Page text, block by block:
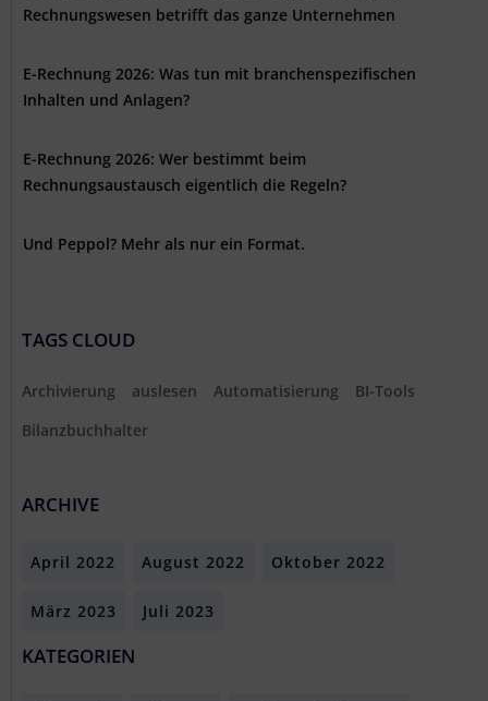
Rechnungswesen betrifft das ganze Unternehmen
E-Rechnung 2026: Was tun mit branchenspezifischen
Inhalten und Anlagen?
E-Rechnung 2026: Wer bestimmt beim
Rechnungsaustausch eigentlich die Regeln?
Und Peppol? Mehr als nur ein Format.
TAGS CLOUD
Archivierung auslesen Automatisierung
BI-Tools
Bilanzbuchhalter
ARCHIVE
April 2022 August 2022 Oktober 2022
März 2023 Juli 2023
KATEGORIEN